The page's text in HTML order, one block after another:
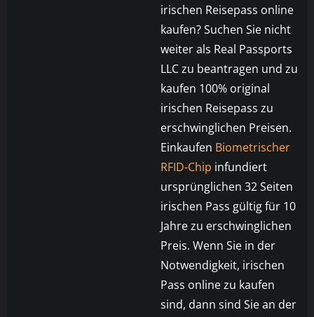
irischen Reisepass online
kaufen? Suchen Sie nicht
weiter als Real Passports
LLC zu beantragen und zu
kaufen 100% original
irischen Reisepass zu
erschwinglichen Preisen.
Einkaufen Biometrischer
RFID-Chip infundiert
ursprünglichen 32 Seiten
irischen Pass gültig für 10
Jahre zu erschwinglichen
Preis. Wenn Sie in der
Notwendigkeit, irischen
Pass online zu kaufen
sind, dann sind Sie an der